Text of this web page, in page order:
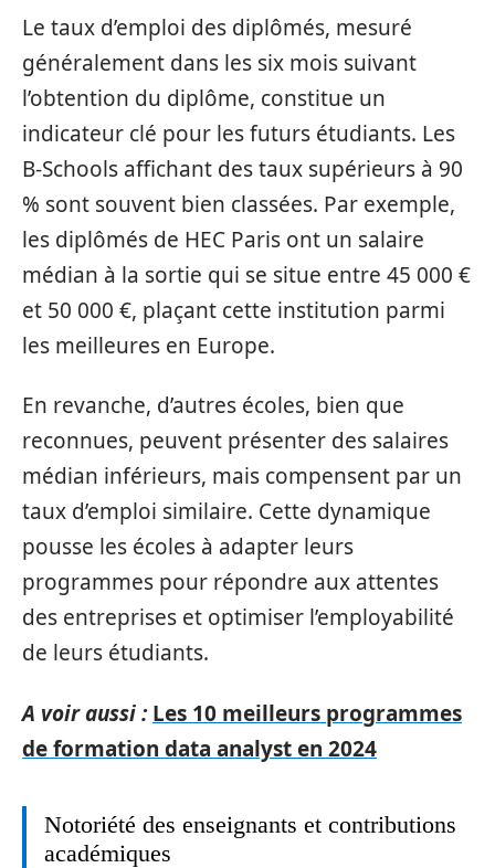
Le taux d’emploi des diplômés, mesuré
généralement dans les six mois suivant
l’obtention du diplôme, constitue un
indicateur clé pour les futurs étudiants. Les
B-Schools affichant des taux supérieurs à 90
% sont souvent bien classées. Par exemple,
les diplômés de HEC Paris ont un salaire
médian à la sortie qui se situe entre 45 000 €
et 50 000 €, plaçant cette institution parmi
les meilleures en Europe.
En revanche, d’autres écoles, bien que
reconnues, peuvent présenter des salaires
médian inférieurs, mais compensent par un
taux d’emploi similaire. Cette dynamique
pousse les écoles à adapter leurs
programmes pour répondre aux attentes
des entreprises et optimiser l’employabilité
de leurs étudiants.
A voir aussi : Les 10 meilleurs programmes
de formation data analyst en 2024
Notoriété des enseignants et contributions
académiques